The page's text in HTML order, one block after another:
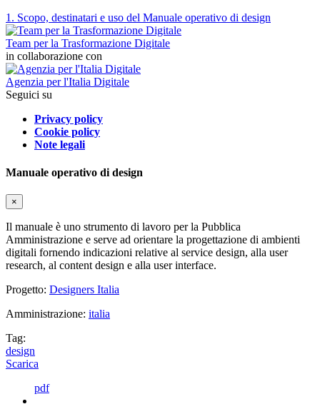
1. Scopo, destinatari e uso del Manuale operativo di design
Team per la Trasformazione Digitale
in collaborazione con
Agenzia per l'Italia Digitale
Seguici su
Privacy policy
Cookie policy
Note legali
Manuale operativo di design
×
Il manuale è uno strumento di lavoro per la Pubblica
Amministrazione e serve ad orientare la progettazione di ambienti
digitali fornendo indicazioni relative al service design, alla user
research, al content design e alla user interface.
Progetto: Designers Italia
Amministrazione: italia
Tag:
design
Scarica
pdf